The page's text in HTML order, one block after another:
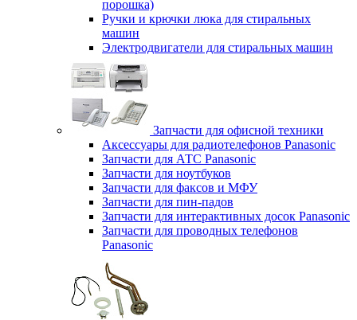
порошка)
Ручки и крючки люка для стиральных
машин
Электродвигатели для стиральных машин
Запчасти для офисной техники
Аксессуары для радиотелефонов Panasonic
Запчасти для АТС Panasonic
Запчасти для ноутбуков
Запчасти для факсов и МФУ
Запчасти для пин-падов
Запчасти для интерактивных досок Panasonic
Запчасти для проводных телефонов
Panasonic